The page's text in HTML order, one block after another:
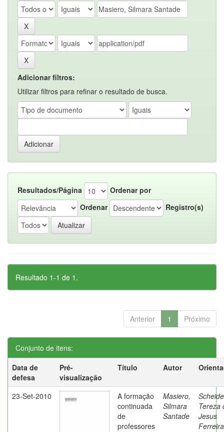
Adicionar filtros:
Utilizar filtros para refinar o resultado de busca.
Resultados/Página
Ordenar por
Ordenar
Registro(s)
Resultado 1-1 de 1.
Anterior 1 Próximo
Conjunto de itens:
Data de
defesa
Pré-
visualização
Título Autor
23-Set-2010
A formação
continuada
de
professores
Masiero,
Silmara
Santade
Tereza
Jesus
Ferreira